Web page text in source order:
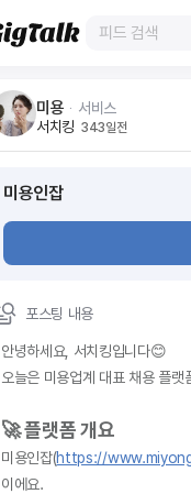
미용 ᆞ 서비스
서치킹 343일전
미용인잡
포스팅 내용
안녕하세요, 서치킹입니다😊
오늘은 미용업계 대표 채용 플랫
🚀 플랫폼 개요
미용인잡(https://
이에요.